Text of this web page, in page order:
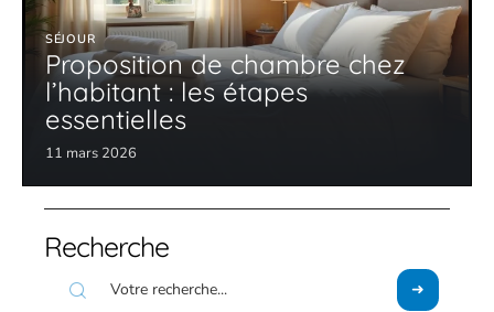
SÉJOUR
Proposition de chambre chez
l’habitant : les étapes
essentielles
11 mars 2026
Recherche